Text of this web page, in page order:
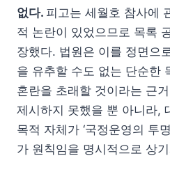
없다. 피고는 세월호 참사에
적 논란이 있었으므로 목록
장했다. 법원은 이를 정면으
을 유추할 수도 없는 단순한
혼란을 초래할 것이라는 근
제시하지 못했을 뿐 아니라,
목적 자체가 ‘국정운영의 투
가 원칙임을 명시적으로 상